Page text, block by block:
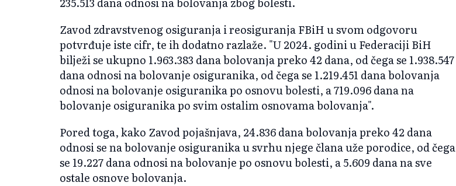
Zavod zdravstvenog osiguranja i reosiguranja FBiH u svom odgovoru
potvrđuje iste cifr, te ih dodatno razlaže. "U 2024. godini u Federaciji BiH
bilježi se ukupno 1.963.383 dana bolovanja preko 42 dana, od čega se 1.938.547
dana odnosi na bolovanje osiguranika, od čega se 1.219.451 dana bolovanja
odnosi na bolovanje osiguranika po osnovu bolesti, a 719.096 dana na
bolovanje osiguranika po svim ostalim osnovama bolovanja".
Pored toga, kako Zavod pojašnjava, 24.836 dana bolovanja preko 42 dana
odnosi se na bolovanje osiguranika u svrhu njege člana uže porodice, od čega
se 19.227 dana odnosi na bolovanje po osnovu bolesti, a 5.609 dana na sve
ostale osnove bolovanja.